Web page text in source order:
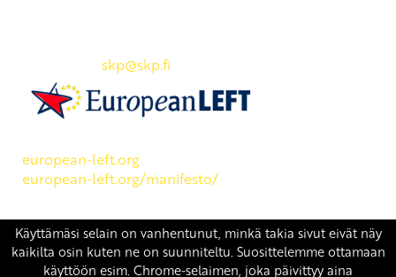
skp@skp.fi
european-left.org
european-left.org/manifesto/